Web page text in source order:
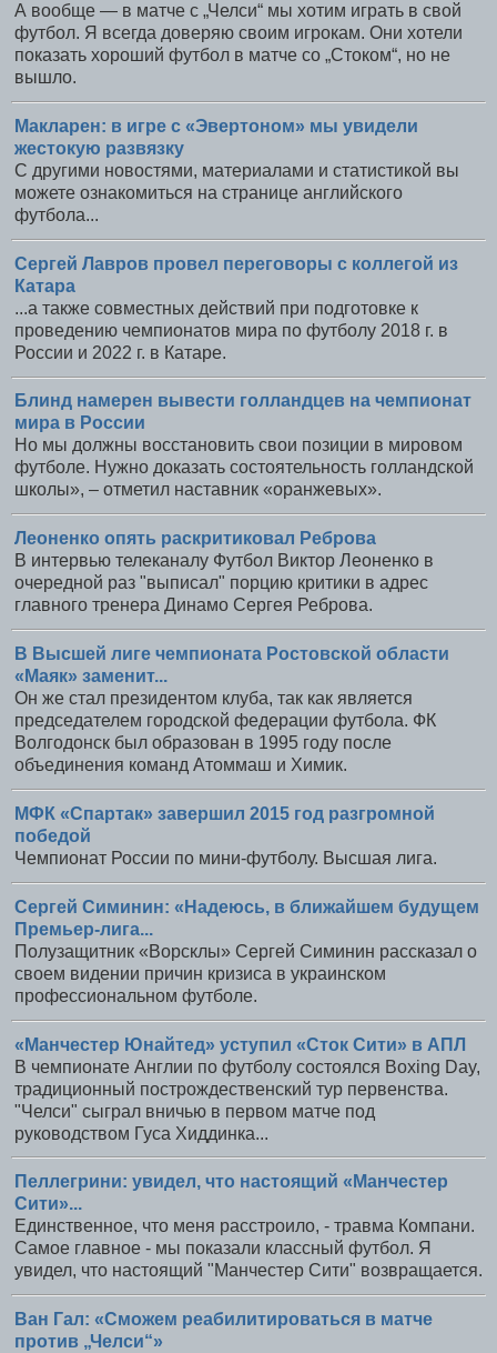
А вообще — в матче с „Челси“ мы хотим играть в свой
футбол. Я всегда доверяю своим игрокам. Они хотели
показать хороший футбол в матче со „Стоком“, но не
вышло.
Макларен: в игре с «Эвертоном» мы увидели
жестокую развязку
С другими новостями, материалами и статистикой вы
можете ознакомиться на странице английского
футбола...
Сергей Лавров провел переговоры с коллегой из
Катара
...а также совместных действий при подготовке к
проведению чемпионатов мира по футболу 2018 г. в
России и 2022 г. в Катаре.
Блинд намерен вывести голландцев на чемпионат
мира в России
Но мы должны восстановить свои позиции в мировом
футболе. Нужно доказать состоятельность голландской
школы», – отметил наставник «оранжевых».
Леоненко опять раскритиковал Реброва
В интервью телеканалу Футбол Виктор Леоненко в
очередной раз "выписал" порцию критики в адрес
главного тренера Динамо Сергея Реброва.
В Высшей лиге чемпионата Ростовской области
«Маяк» заменит...
Он же стал президентом клуба, так как является
председателем городской федерации футбола. ФК
Волгодонск был образован в 1995 году после
объединения команд Атоммаш и Химик.
МФК «Спартак» завершил 2015 год разгромной
победой
Чемпионат России по мини-футболу. Высшая лига.
Сергей Симинин: «Надеюсь, в ближайшем будущем
Премьер-лига...
Полузащитник «Ворсклы» Сергей Симинин рассказал о
своем видении причин кризиса в украинском
профессиональном футболе.
«Манчестер Юнайтед» уступил «Сток Сити» в АПЛ
В чемпионате Англии по футболу состоялся Boxing Day,
традиционный построждественский тур первенства.
"Челси" сыграл вничью в первом матче под
руководством Гуса Хиддинка...
Пеллегрини: увидел, что настоящий «Манчестер
Сити»...
Единственное, что меня расстроило, - травма Компани.
Самое главное - мы показали классный футбол. Я
увидел, что настоящий "Манчестер Сити" возвращается.
Ван Гал: «Сможем реабилитироваться в матче
против „Челси“»